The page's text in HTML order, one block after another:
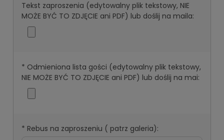
Tekst zaproszenia (edytowalny plik tekstowy, NIE
MOŻE BYĆ TO ZDJĘCIE ani PDF) lub doślij na maila:
* Odmieniona lista gości (edytowalny plik tekstowy,
NIE MOŻE BYĆ TO ZDJĘCIE ani PDF) lub doślij na mai:
* Rebus na zaproszeniu ( patrz galeria):